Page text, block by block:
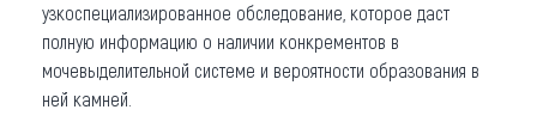
узкоспециализированное обследование, которое даст
полную информацию о наличии конкрементов в
мочевыделительной системе и вероятности образования в
ней камней.